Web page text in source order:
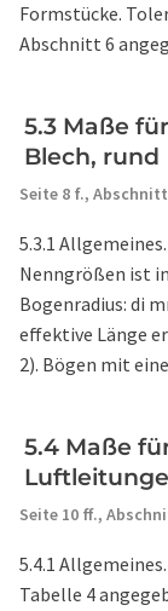
Formstücke.
Abschnitt 6
5.3 Maße
Blech, rund
Seite 8 f.,
5.3.1
Nenngrößen ist
Bogenradius: di
effektive Länge
2). Bögen mit eine
5.4 Maße
Seite 10 ff.,
5.4.1
Tabelle 4